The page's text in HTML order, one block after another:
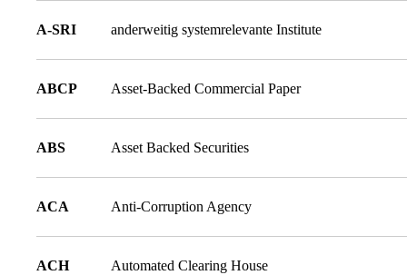
A-SRI anderweitig systemrelevante Institute
ABCP Asset-Backed Commercial Paper
ABS Asset Backed Securities
ACA Anti-Corruption Agency
ACH Automated Clearing House